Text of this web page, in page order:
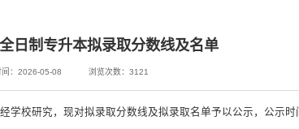
日制专升本拟录取分数线及名单
间：2026-05-08 浏览次数：3121
校研究，现对拟录取分数线及拟录取名单予以公示，公示时